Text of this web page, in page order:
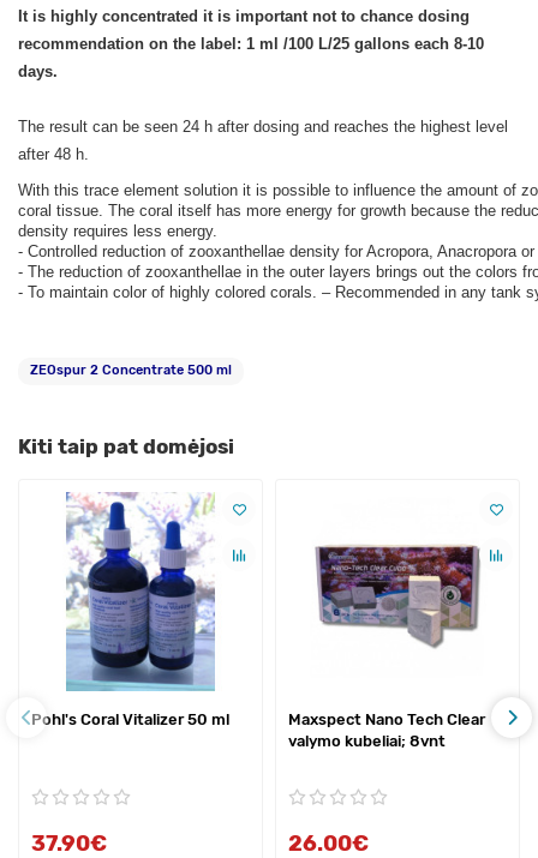
It is highly concentrated it is important not to chance dosing
recommendation on the label: 1 ml /100 L/25 gallons each 8-10
days.
The result can be seen 24 h after dosing and reaches the highest level
after 48 h.
With this trace element solution it is possible to influence the amount of
coral tissue. The coral itself has more energy for growth because the
density requires less energy.
- Controlled reduction of zooxanthellae density for Acropora, Anacropora
- The reduction of zooxanthellae in the outer layers brings out the colors
- To maintain color of highly colored corals. – Recommended in any tank
ZEOspur 2 Concentrate 500 ml
Kiti taip pat domėjosi
Pohl's Coral Vitalizer 50 ml
37.90€
Maxspect Nano Tech Clear
valymo kubeliai; 8vnt
26.00€